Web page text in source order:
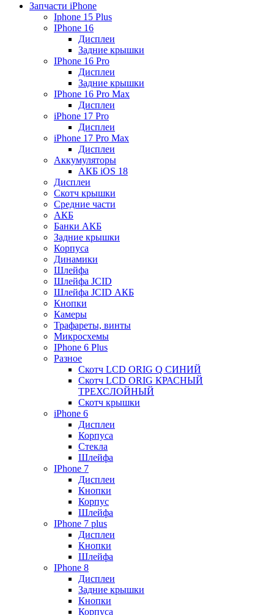
Запчасти iPhone
Iphone 15 Plus
IPhone 16
Дисплеи
Задние крышки
IPhone 16 Pro
Дисплеи
Задние крышки
IPhone 16 Pro Max
Дисплеи
iPhone 17 Pro
Дисплеи
iPhone 17 Pro Max
Дисплеи
Аккумуляторы
АКБ iOS 18
Дисплеи
Скотч крышки
Средние части
АКБ
Банки АКБ
Задние крышки
Корпуса
Динамики
Шлейфа
Шлейфа JCID
Шлейфа JCID АКБ
Кнопки
Камеры
Трафареты, винты
Микросхемы
IPhone 6 Plus
Разное
Скотч LCD ORIG Q СИНИЙ
Скотч LCD ORIG КРАСНЫЙ
ТРЕХСЛОЙНЫЙ
Скотч крышки
iPhone 6
Дисплеи
Корпуса
Стекла
Шлейфа
IPhone 7
Дисплеи
Кнопки
Корпус
Шлейфа
IPhone 7 plus
Дисплеи
Кнопки
Шлейфа
IPhone 8
Дисплеи
Задние крышки
Кнопки
Корпуса